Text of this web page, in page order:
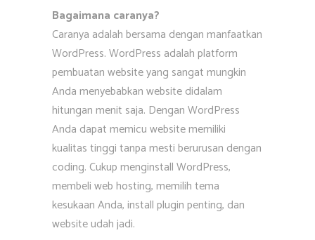
Bagaimana caranya?
Caranya adalah bersama dengan manfaatkan
WordPress. WordPress adalah platform
pembuatan website yang sangat mungkin
Anda menyebabkan website didalam
hitungan menit saja. Dengan WordPress
Anda dapat memicu website memiliki
kualitas tinggi tanpa mesti berurusan dengan
coding. Cukup menginstall WordPress,
membeli web hosting, memilih tema
kesukaan Anda, install plugin penting, dan
website udah jadi.